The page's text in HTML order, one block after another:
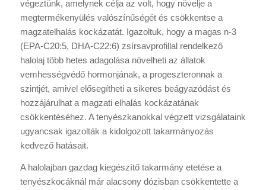
végeztünk, amelynek célja az volt, hogy növelje a
megtermékenyülés valószínűségét és csökkentse a
magzatelhalás kockázatát. Igazoltuk, hogy a magas n-3
(EPA-C20:5, DHA-C22:6) zsírsavprofillal rendelkező
halolaj több hetes adagolása növelheti az állatok
vemhességvédő hormonjának, a progeszteronnak a
szintjét, amivel elősegítheti a sikeres beágyazódást és
hozzájárulhat a magzati elhalás kockázatának
csökkentéséhez. A tenyészkanokkal végzett vizsgálataink
ugyancsak igazolták a kidolgozott takarmányozás
kedvező hatásait.
A halolajban gazdag kiegészítő takarmány etetése a
tenyészkocáknál már alacsony dózisban csökkentette a